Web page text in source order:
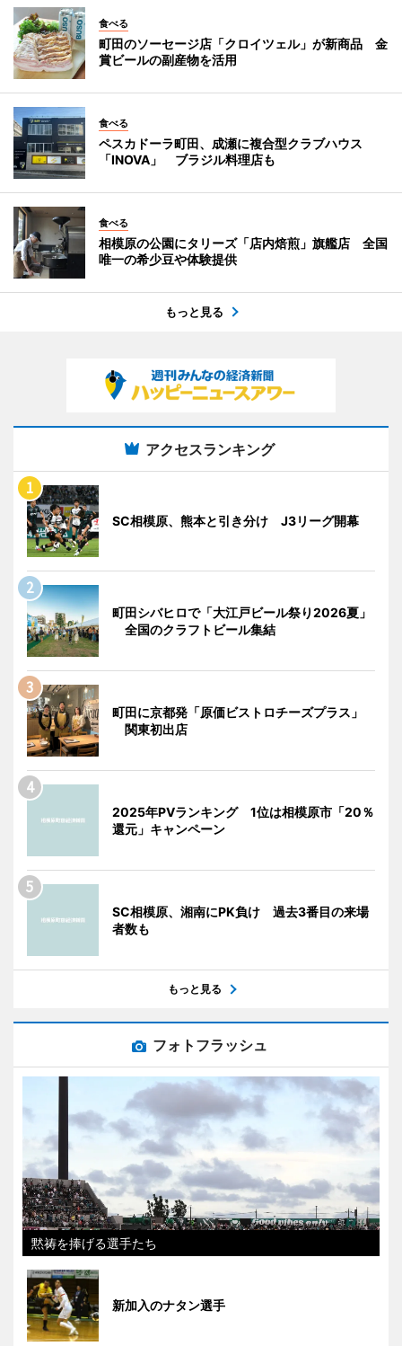
食べる
町田のソーセージ店「クロイツェル」が新商品 金
賞ビールの副産物を活用
食べる
ペスカドーラ町田、成瀬に複合型クラブハウス
「INOVA」 ブラジル料理店も
食べる
相模原の公園にタリーズ「店内焙煎」旗艦店 全国
唯一の希少豆や体験提供
もっと見る
アクセスランキング
SC相模原、熊本と引き分け J3リーグ開幕
町田シバヒロで「大江戸ビール祭り2026夏」
全国のクラフトビール集結
町田に京都発「原価ビストロチーズプラス」
関東初出店
2025年PVランキング 1位は相模原市「20％
還元」キャンペーン
SC相模原、湘南にPK負け 過去3番目の来場
者数も
もっと見る
フォトフラッシュ
黙祷を捧げる選手たち
新加入のナタン選手